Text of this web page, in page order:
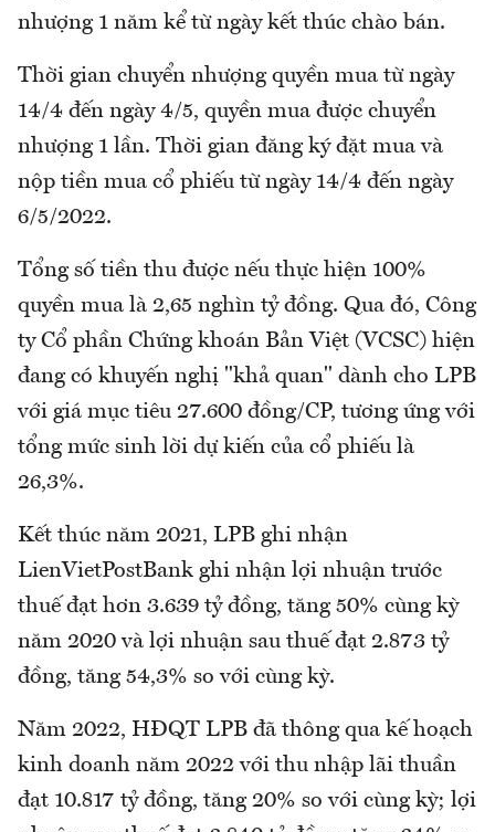
nhượng 1 năm kể từ ngày kết thúc chào bán.
Thời gian chuyển nhượng quyền mua từ ngày
14/4 đến ngày 4/5, quyền mua được chuyển
nhượng 1 lần. Thời gian đăng ký đặt mua và
nộp tiền mua cổ phiếu từ ngày 14/4 đến ngày
6/5/2022.
Tổng số tiền thu được nếu thực hiện 100%
quyền mua là 2,65 nghìn tỷ đồng. Qua đó, Công
ty Cổ phần Chứng khoán Bản Việt (VCSC) hiện
đang có khuyến nghị "khả quan" dành cho LPB
với giá mục tiêu 27.600 đồng/CP, tương ứng với
tổng mức sinh lời dự kiến của cổ phiếu là
26,3%.
Kết thúc năm 2021, LPB ghi nhận
LienVietPostBank ghi nhận lợi nhuận trước
thuế đạt hơn 3.639 tỷ đồng, tăng 50% cùng kỳ
năm 2020 và lợi nhuận sau thuế đạt 2.873 tỷ
đồng, tăng 54,3% so với cùng kỳ.
Năm 2022, HĐQT LPB đã thông qua kế hoạch
kinh doanh năm 2022 với thu nhập lãi thuần
đạt 10.817 tỷ đồng, tăng 20% so với cùng kỳ; lợi